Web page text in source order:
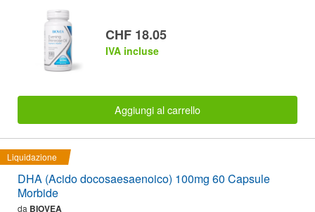
CHF 18.05
IVA incluse
Aggiungi al carrello
Liquidazione
DHA (Acido docosaesaenoico) 100mg 60 Capsule
Morbide
da BIOVEA